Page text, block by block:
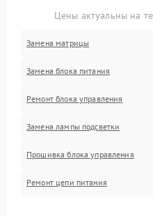
Цены актуальны на
Замена матрицы
Замена блока питания
Ремонт блока управления
Замена лампы подсветки
Прошивка блока управления
Ремонт цепи питания